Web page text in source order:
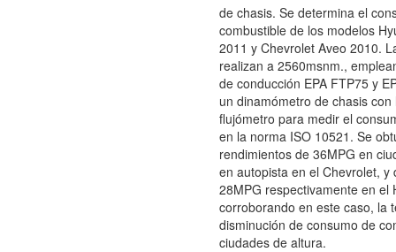
de chasis. Se determina el
combustible de los modelos
2011 y Chevrolet Aveo 2010.
realizan a 2560msnm.,
de conducción EPA FTP75 y
un dinamómetro de chasis
flujómetro para medir el
en la norma ISO 10521. Se
rendimientos de 36MPG en
en autopista en el Chevrolet, y
28MPG respectivamente en el
corroborando en este caso, la
disminución de consumo de
ciudades de altura.